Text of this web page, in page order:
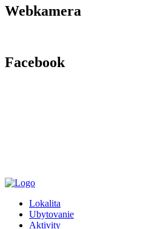
Webkamera
Facebook
Lokalita
Ubytovanie
Aktivity